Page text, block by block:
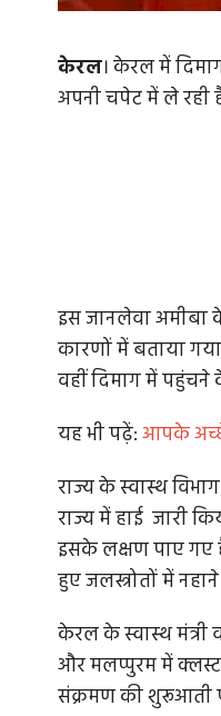
केरल। केरल में
अपनी चपेट में ले रही
इस जानलेवा अमीबा
कारणों में बताया
वहीं दिमाग में
यह भी पढ़ें:आपके अच्छे
राज्य के स्वास्थ
राज्य में हाई जारी
इसके लक्षण पाए गए
हुए जलस्त्रोतों में
केरल के स्वास्थ मंत्री
और मलप्पुरम में
संक्रमण की शुरूआती